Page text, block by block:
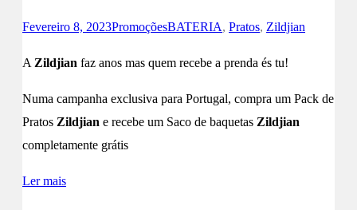
Fevereiro 8, 2023PromoçõesBATERIA, Pratos, Zildjian
A Zildjian faz anos mas quem recebe a prenda és tu!
Numa campanha exclusiva para Portugal, compra um Pack de
Pratos Zildjian e recebe um Saco de baquetas Zildjian
completamente grátis
Ler mais